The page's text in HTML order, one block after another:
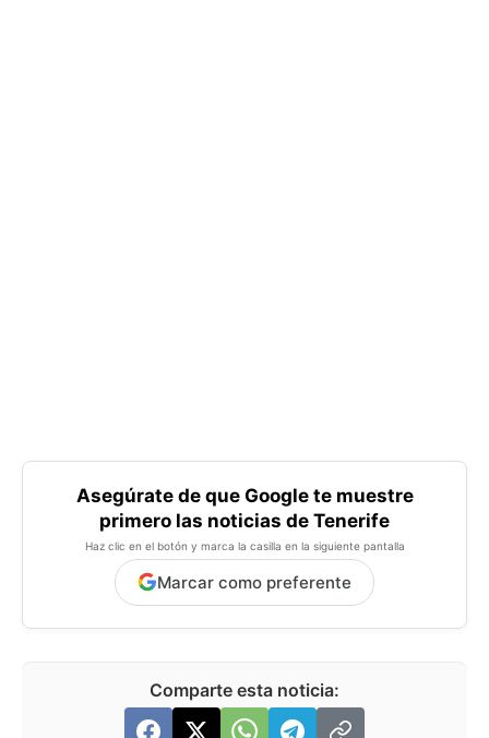
Asegúrate de que Google te muestre
primero las noticias de Tenerife
Haz clic en el botón y marca la casilla en la siguiente pantalla
Marcar como preferente
Comparte esta noticia: